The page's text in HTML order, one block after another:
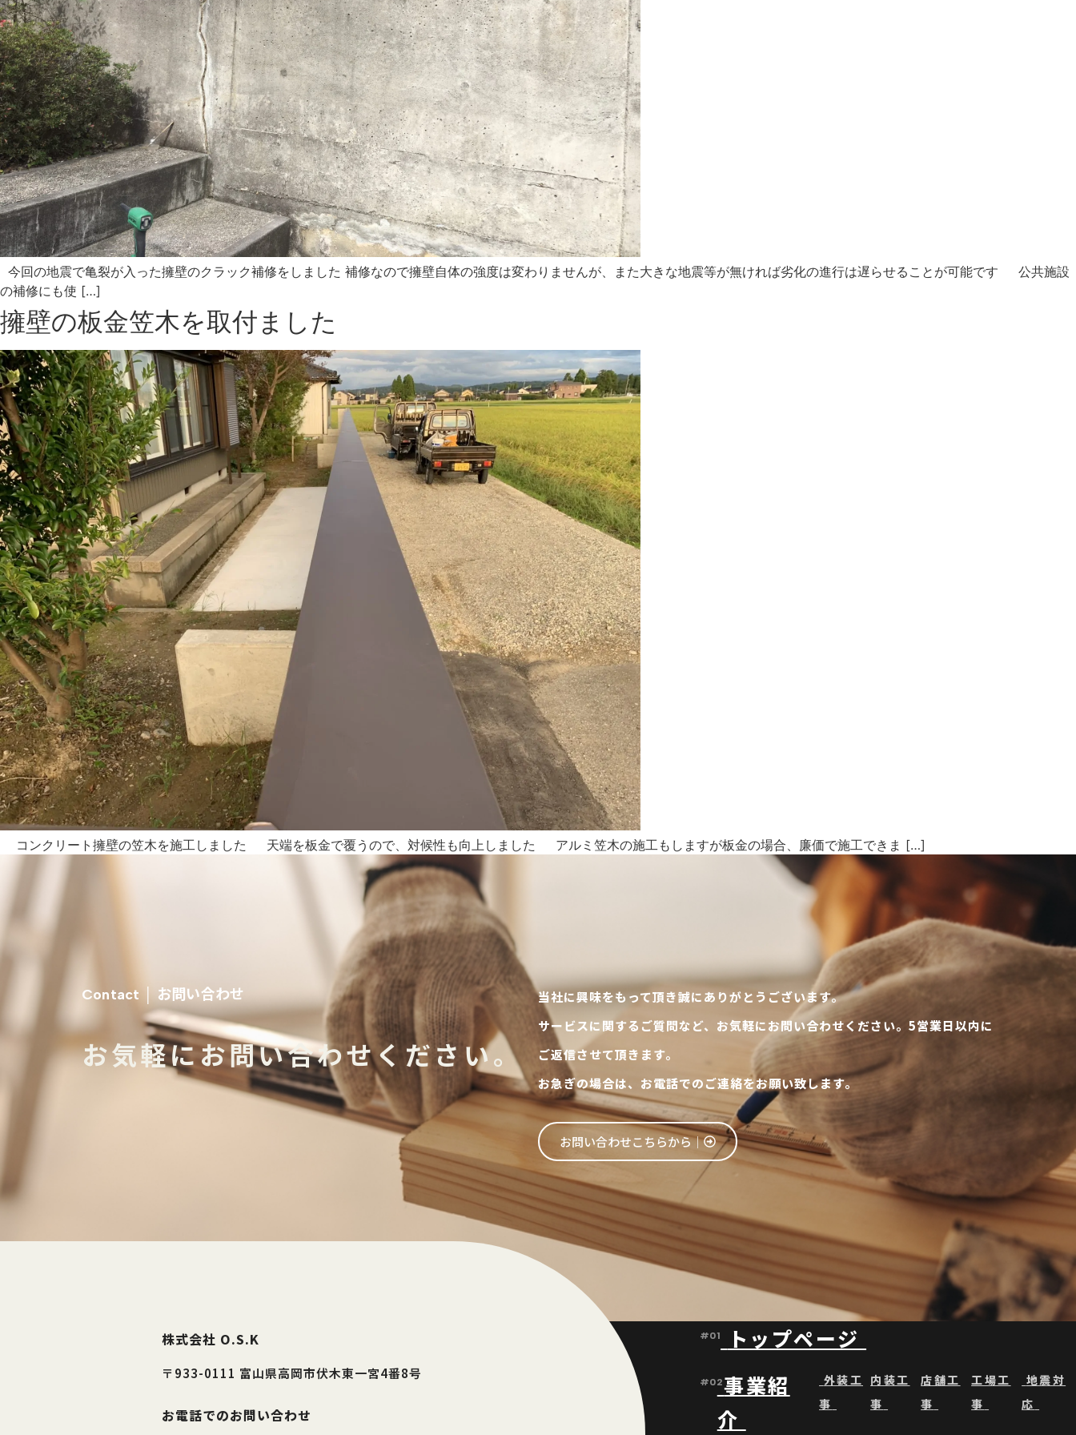
今回の地震で亀裂が入った擁壁のクラック補修をしました 補修なので擁壁自体の強度は変わりませんが、また大きな地震等が無ければ劣化の進行は遅らせることが可能です 公共施設
の補修にも使 […]
擁壁の板金笠木を取付ました
コンクリート擁壁の笠木を施工しました 天端を板金で覆うので、対候性も向上しました アルミ笠木の施工もしますが板金の場合、廉価で施工できま […]
Contact │ お問い合わせ
お気軽にお問い合わせください。
当社に興味をもって頂き誠にありがとうございます。
サービスに関するご質問など、お気軽にお問い合わせください。5営業日以内に
ご返信させて頂きます。
お急ぎの場合は、お電話でのご連絡をお願い致します。
お問い合わせこちらから│
株式会社 O.S.K
〒933-0111 富山県高岡市伏木東一宮4番8号
お電話でのお問い合わせ
#01 トップページ
#02事業紹
介
外装工
事
内装工
事
店舗工
事
工場工
事
地震対
応